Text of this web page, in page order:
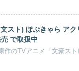
スト) ぽぷきゃら ア
で取扱中
作のTVアニメ「文豪ス